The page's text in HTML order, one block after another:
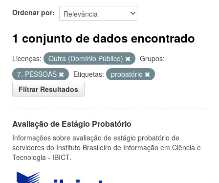
Ordenar por
1 conjunto de dados encontrado
Licenças: Outra (Domínio Público)
Grupos:
7. PESSOAS
Etiquetas:
probatório
Filtrar Resultados
Avaliação de Estágio Probatório
Informações sobre avaliação de estágio probatório de
servidores do Instituto Brasileiro de Informação em Ciência e
Tecnologia - IBICT.